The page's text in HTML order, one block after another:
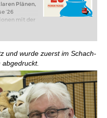
Plänen,
’26
mit der
oder
der
Und startet
zeigt auch
und wurde zuerst im Schach-